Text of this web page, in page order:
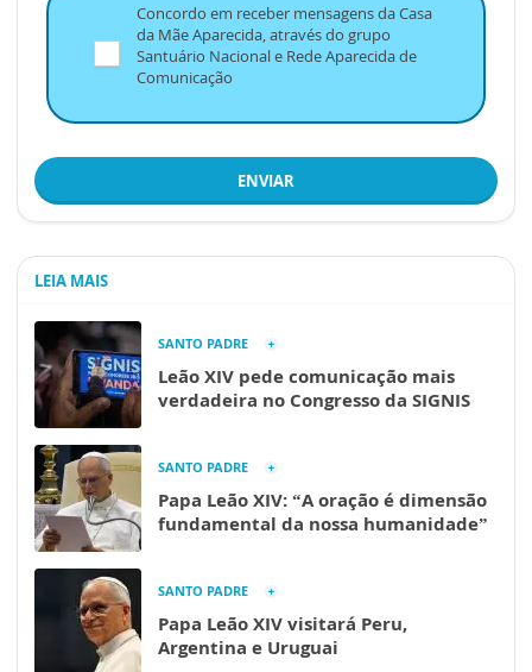
Concordo em receber mensagens da Casa
da Mãe Aparecida, através do grupo
Santuário Nacional e Rede Aparecida de
Comunicação
ENVIAR
LEIA MAIS
SANTO PADRE
Leão XIV pede comunicação mais
verdadeira no Congresso da SIGNIS
SANTO PADRE
Papa Leão XIV: “A oração é dimensão
fundamental da nossa humanidade”
SANTO PADRE
Papa Leão XIV visitará Peru,
Argentina e Uruguai